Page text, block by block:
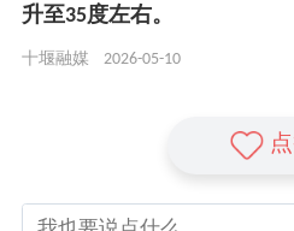
升至35度左右。
十堰融媒 2026-05-10